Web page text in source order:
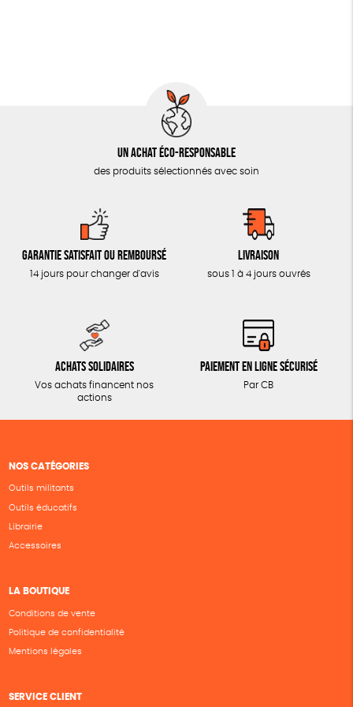
CUISINE / NUTRITION
ACCESSOIRES
Un achat éco-responsable
des produits sélectionnés avec soin
Garantie satisfait ou remboursé
14 jours pour changer d'avis
Livraison
sous 1 à 4 jours ouvrés
Achats solidaires
Vos achats financent nos
actions
Paiement en ligne sécurisé
Par CB
NOS CATÉGORIES
Outils militants
Outils éducatifs
Librairie
Accessoires
LA BOUTIQUE
Conditions de vente
Politique de confidentialité
Mentions légales
SERVICE CLIENT